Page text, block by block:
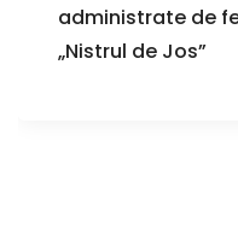
administrate de
„Nistrul de Jos”